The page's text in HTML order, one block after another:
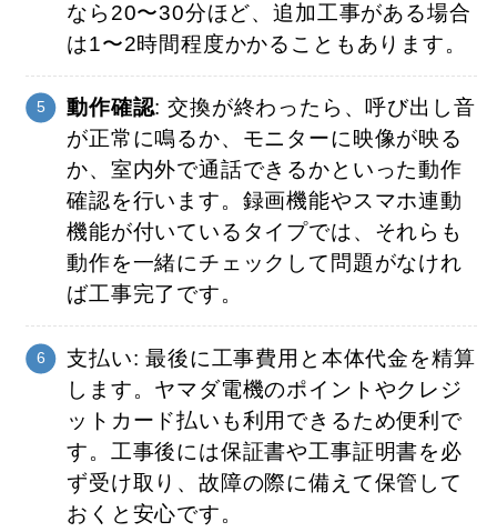
なら20〜30分ほど、追加工事がある場合
は1〜2時間程度かかることもあります。
動作確認: 交換が終わったら、呼び出し音
が正常に鳴るか、モニターに映像が映る
か、室内外で通話できるかといった動作
確認を行います。録画機能やスマホ連動
機能が付いているタイプでは、それらも
動作を一緒にチェックして問題がなけれ
ば工事完了です。
支払い: 最後に工事費用と本体代金を精算
します。ヤマダ電機のポイントやクレジ
ットカード払いも利用できるため便利で
す。工事後には保証書や工事証明書を必
ず受け取り、故障の際に備えて保管して
おくと安心です。